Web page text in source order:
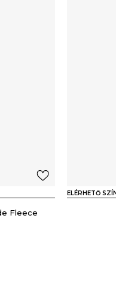
Fleece
ELÉRHETŐ